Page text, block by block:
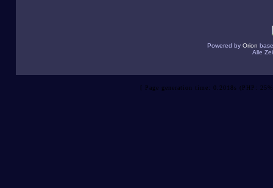
Powered by Orion
Alle
[ Page generation time: 0.2018s (PHP: